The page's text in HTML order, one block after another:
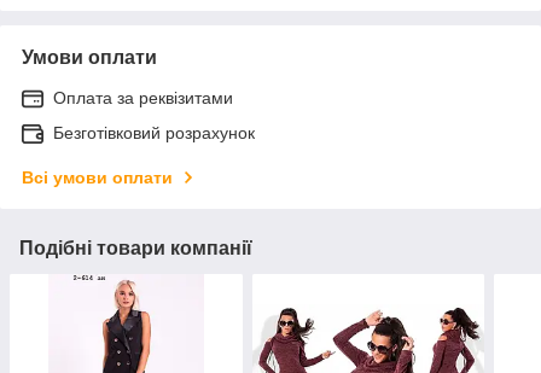
Умови оплати
Оплата за реквізитами
Безготівковий розрахунок
Всі умови оплати
Подібні товари компанії